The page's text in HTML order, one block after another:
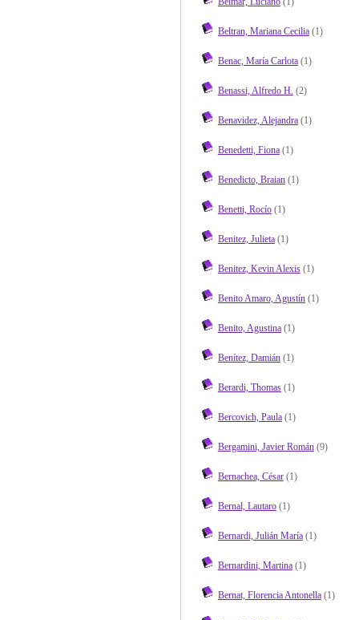
Beltran, Mariana Cecilia(1)
Benac, María Carlota(1)
Benassi, Alfredo H. (2)
Benavidez, Alejandra(1)
Benedetti, Fiona(1)
Benedicto, Braian(1)
Benetti, Rocío(1)
Benitez, Julieta(1)
Benitez, Kevin Alexis(1)
Benito Amaro, Agustín(1)
Benito, Agustina(1)
Benítez, Damián(1)
Berardi, Thomas(1)
Bercovich, Paula(1)
Bergamini, Javier Román(9)
Bernachea, César(1)
Bernal, Lautaro(1)
Bernardi, Julián María(1)
Bernardini, Martina(1)
Bernat, Florencia Antonella(1)